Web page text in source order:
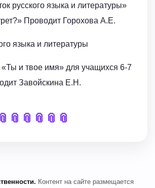
русского языка и литературы»
Проводит Горохова А.Е.
языка и литературы
«Ты и твое имя» для учащихся 6-7
Завойскина Е.Н.
📎 📎 📎 📎 📎 📎
Контент на сайте размещается